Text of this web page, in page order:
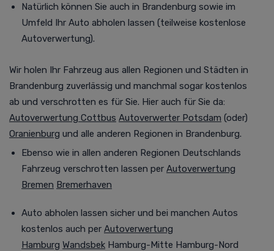
Natürlich können Sie auch in Brandenburg sowie im
Umfeld Ihr Auto abholen lassen (teilweise kostenlose
Autoverwertung).
Wir holen Ihr Fahrzeug aus allen Regionen und Städten in
Brandenburg zuverlässig und manchmal sogar kostenlos
ab und verschrotten es für Sie. Hier auch für Sie da:
Autoverwertung Cottbus Autoverwerter Potsdam (oder)
Oranienburg und alle anderen Regionen in Brandenburg.
Ebenso wie in allen anderen Regionen Deutschlands
Fahrzeug verschrotten lassen per Autoverwertung
Bremen Bremerhaven
Auto abholen lassen sicher und bei manchen Autos
kostenlos auch per Autoverwertung
Hamburg Wandsbek Hamburg-Mitte Hamburg-Nord